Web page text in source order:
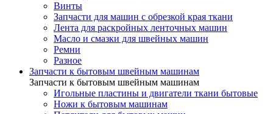
Винты
Запчасти для машин с обрезкой края ткани
Лента для раскройных ленточных машин
Масло и смазки для швейных машин
Ремни
Разное
Запчасти к бытовым швейным машинам
Запчасти к бытовым швейным машинам
Игольные пластины и двигатели ткани бытовые
Ножи к бытовым машинам